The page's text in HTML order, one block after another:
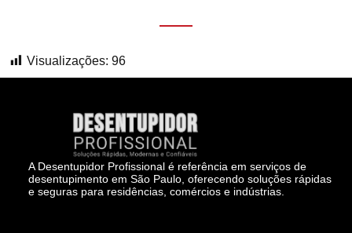
Visualizações: 96
A Desentupidor Profissional é referência em serviços de
desentupimento em São Paulo, oferecendo soluções rápidas
e seguras para residências, comércios e indústrias.